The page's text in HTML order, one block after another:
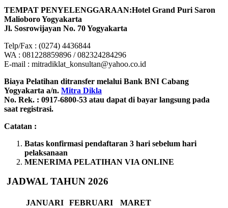
TEMPAT PENYELENGGARAAN:Hotel Grand Puri Saron
Malioboro Yogyakarta
Jl. Sosrowijayan No. 70 Yogyakarta
Telp/Fax : (0274) 4436844
WA : 081228859896 / 082324284296
E-mail : mitradiklat_konsultan@yahoo.co.id
Biaya Pelatihan ditransfer melalui Bank BNI Cabang
Yogyakarta a/n. Mitra Dikla
No. Rek. : 0917-6800-53 atau dapat di bayar langsung pada
saat registrasi.
Catatan :
Batas konfirmasi pendaftaran 3 hari sebelum hari
pelaksanaan
MENERIMA PELATIHAN VIA ONLINE
JADWAL TAHUN 2026
JANUARI FEBRUARI
MARET